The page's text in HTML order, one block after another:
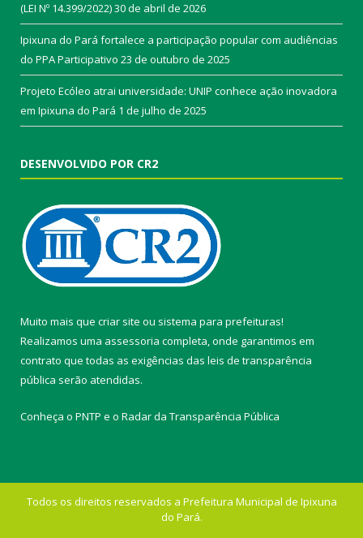
(LEI Nº 14.399/2022)30 de abril de 2026
Ipixuna do Pará fortalece a participação popular com audiências
do PPA Participativo 23 de outubro de 2025
Projeto Ecóleo atrai universidade: UNIP conhece ação inovadora
em Ipixuna do Pará 1 de julho de 2025
DESENVOLVIDO POR CR2
Muito mais que criar site ou sistema para prefeituras!
Realizamos uma assessoria completa, onde garantimos em
contrato que todas as exigências das leis de transparência
pública serão atendidas.
Conheça o PNTP e o Radar da Transparência Pública
Todos os direitos reservados a Prefeitura Municipal de Ipixuna
do Pará.